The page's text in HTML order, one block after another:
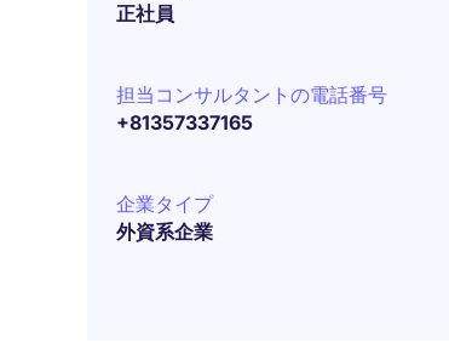
正社員
担当コンサルタントの電話番号
+81357337165
企業タイプ
外資系企業